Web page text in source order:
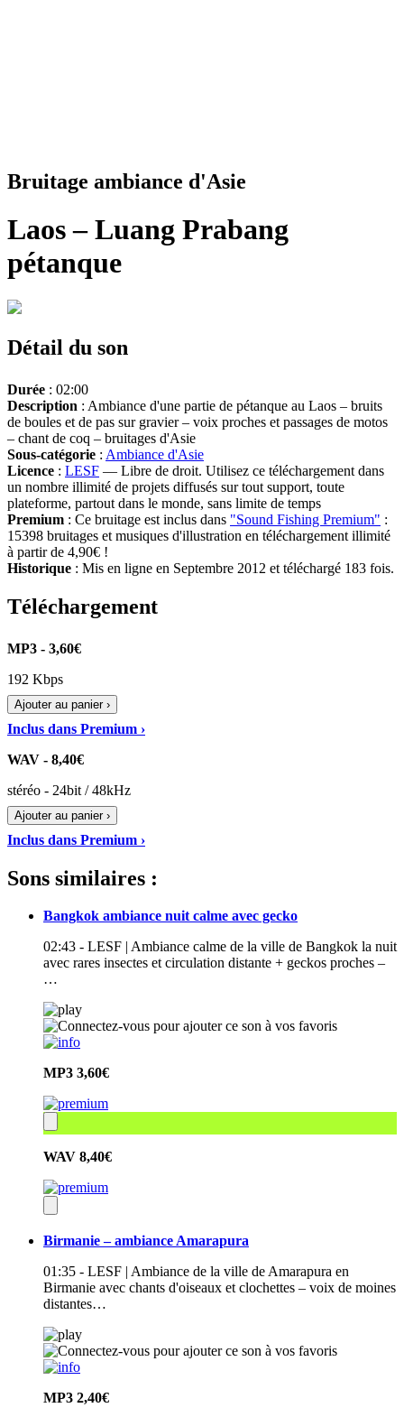
Bruitage ambiance d'Asie
Laos – Luang Prabang
pétanque
Détail du son
Durée : 02:00
Description : Ambiance d'une partie de pétanque au Laos – bruits
de boules et de pas sur gravier – voix proches et passages de motos
– chant de coq – bruitages d'Asie
Sous-catégorie : Ambiance d'Asie
Licence : LESF — Libre de droit. Utilisez ce téléchargement dans
un nombre illimité de projets diffusés sur tout support, toute
plateforme, partout dans le monde, sans limite de temps
Premium : Ce bruitage est inclus dans "Sound Fishing Premium" :
15398 bruitages et musiques d'illustration en téléchargement illimité
à partir de 4,90€ !
Historique : Mis en ligne en Septembre 2012 et téléchargé 183 fois.
Téléchargement
MP3 - 3,60€
192 Kbps
Ajouter au panier ›
Inclus dans Premium ›
WAV - 8,40€
stéréo - 24bit / 48kHz
Ajouter au panier ›
Inclus dans Premium ›
Sons similaires :
Bangkok ambiance nuit calme avec gecko
02:43 - LESF | Ambiance calme de la ville de Bangkok la nuit
avec rares insectes et circulation distante + geckos proches –
…
MP3 3,60€
WAV 8,40€
Birmanie – ambiance Amarapura
01:35 - LESF | Ambiance de la ville de Amarapura en
Birmanie avec chants d'oiseaux et clochettes – voix de moines
distantes…
MP3 2,40€